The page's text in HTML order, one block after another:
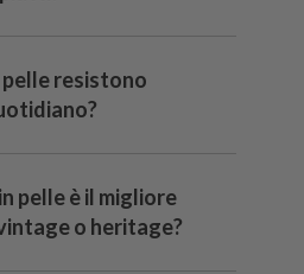
resistono
pelle è il migliore
o heritage?